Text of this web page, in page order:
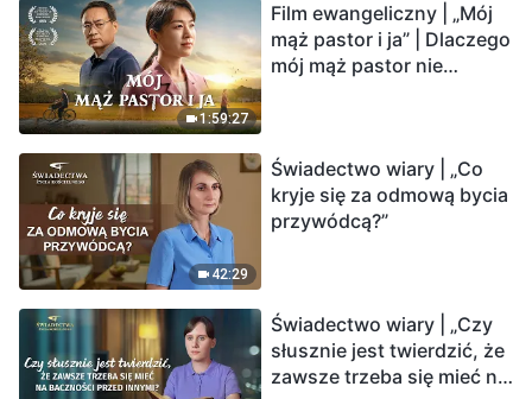
1:59:27
Film ewangeliczny | „Mój
mąż pastor i ja” | Dlaczego
mój mąż pastor nie
42:29
Świadectwo wiary | „Co
kryje się za odmową bycia
przywódcą?”
Świadectwo wiary | „Czy
słusznie jest twierdzić, że
zawsze trzeba się mieć na